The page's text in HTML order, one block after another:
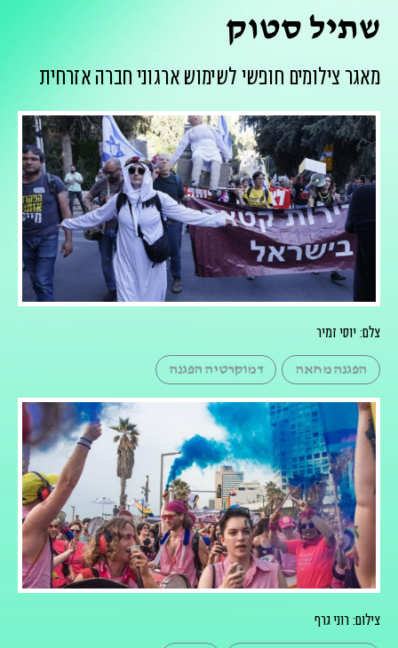
שתיל סטוק
מאגר צילומים חופשי לשימוש ארגוני חברה אזרחית
צלם: יוסי זמיר
הפגנה מחאה דמוקרטיה הפגנה
צילום: רוני גרף